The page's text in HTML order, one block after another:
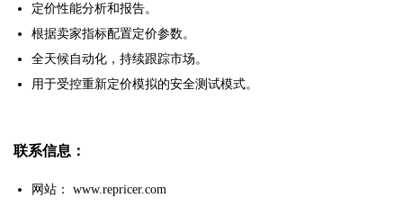
定价性能分析和报告。
根据卖家指标配置定价参数。
全天候自动化，持续跟踪市场。
用于受控重新定价模拟的安全测试模式。
联系信息：
网站： www.repricer.com